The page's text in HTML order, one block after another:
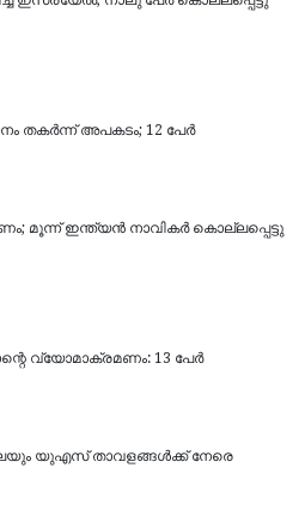
തകർന്ന് അപകടം; 12 പേർ
മൂന്ന് ഇന്ത്യന്‍ നാവികര്‍ കൊല്ലപ്പെട്ടു
വ്യോമാക്രമണം: 13 പേർ
യുഎസ് താവളങ്ങൾക്ക് നേരെ